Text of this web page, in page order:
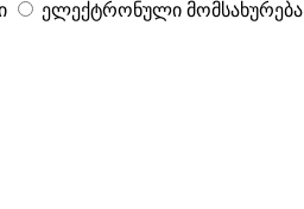
ელექტრონული მომსახურება